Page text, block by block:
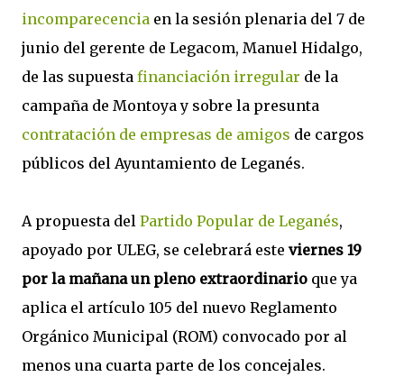
incomparecencia en la sesión plenaria del 7 de
junio del gerente de Legacom, Manuel Hidalgo,
de las supuesta financiación irregular de la
campaña de Montoya y sobre la presunta
contratación de empresas de amigos de cargos
públicos del Ayuntamiento de Leganés.
A propuesta del Partido Popular de Leganés,
apoyado por ULEG, se celebrará este viernes 19
por la mañana un pleno extraordinario que ya
aplica el artículo 105 del nuevo Reglamento
Orgánico Municipal (ROM) convocado por al
menos una cuarta parte de los concejales.